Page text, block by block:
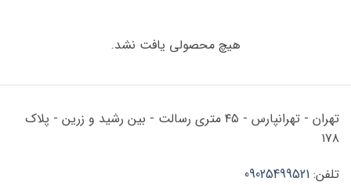
هیچ محصولی یافت نشد.
تهران - تهرانپارس - ۴۵ متری رسالت - بین رشید و زرین - پلاک
۱۷۸
تلفن: 09025499521